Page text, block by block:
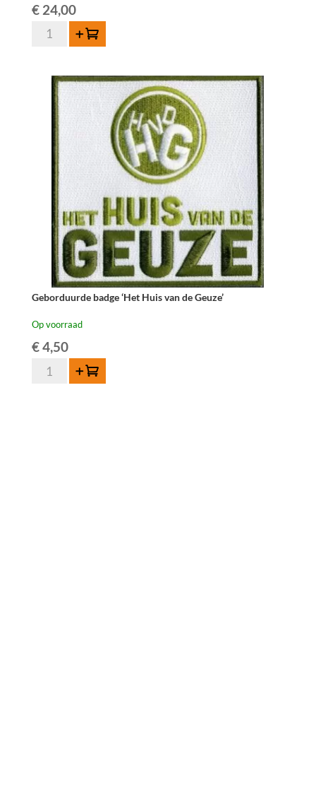
€24,00
Sako
fluweel
aantal
Toevoegen
Geborduurde badge ‘Het Huis van de Geuze’
Op voorraad
€4,50
GeborduurdeToevoegen